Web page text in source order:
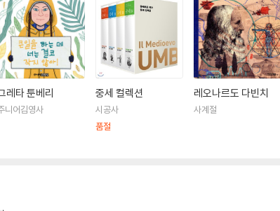
레타 툰베리
니어김영사
중세 컬렉션
시공사
품절
레오나르도 다빈치
사계절